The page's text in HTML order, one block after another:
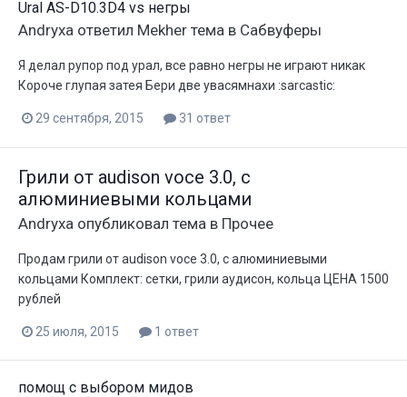
Ural AS-D10.3D4 vs негры
Andryxa ответил Mekher тема в Сабвуферы
Я делал рупор под урал, все равно негры не играют никак
Короче глупая затея Бери две увасямнахи :sarcastic:
29 сентября, 2015 31 ответ
Грили от audison voce 3.0, с
алюминиевыми кольцами
Andryxa опубликовал тема в Прочее
Продам грили от audison voce 3.0, с алюминиевыми
кольцами Комплект: сетки, грили аудисон, кольца ЦЕНА 1500
рублей
25 июля, 2015 1 ответ
помощ с выбором мидов